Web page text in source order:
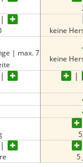
keine
| max. 7
keine
5